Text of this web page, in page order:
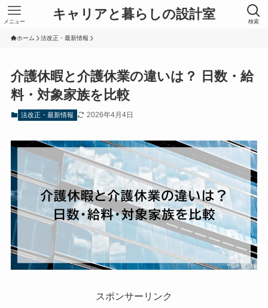
キャリアと暮らしの設計室 検索
メニュー
ホーム 法改正・最新情報
介護休暇と介護休業の違いは？ 日数・給
料・対象家族を比較
法改正・最新情報 2026年4月4日
スポンサーリンク